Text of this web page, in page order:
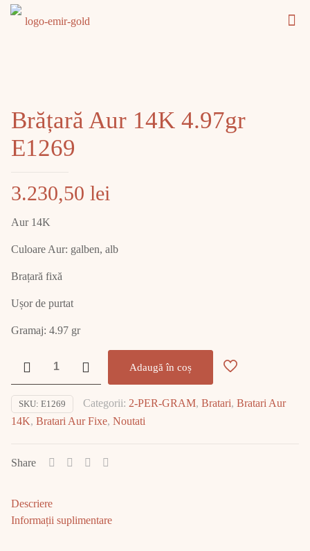
Brățară Aur 14K 4.97gr
E1269
3.230,50 lei
Aur 14K
Culoare Aur: galben, alb
Brațară fixă
Ușor de purtat
Gramaj: 4.97 gr
Brățară
14K
4.97gr
Adaugă în coș
SKU: E1269 Categorii: 2-PER-GRAM, Bratari, Bratari Aur
14K, Bratari Aur Fixe, Noutati
Share
Descriere
Informații suplimentare